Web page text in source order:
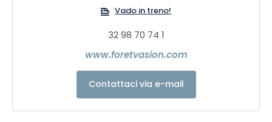
Vado in treno!
32 98 70 74 1
www.foretvasion.com
Contattaci via e-mail